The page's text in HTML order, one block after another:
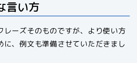
言い方
レーズそのものですが、より使い方
に、例文も準備させていただきまし